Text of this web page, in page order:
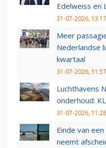
Edelweiss en
31-07-2026, 13:17
Meer
Nederlandse
kwartaal
31-07-2026, 11:57
Luchthavens
onderhoud:
31-07-2026, 11:28
Einde van
neemt